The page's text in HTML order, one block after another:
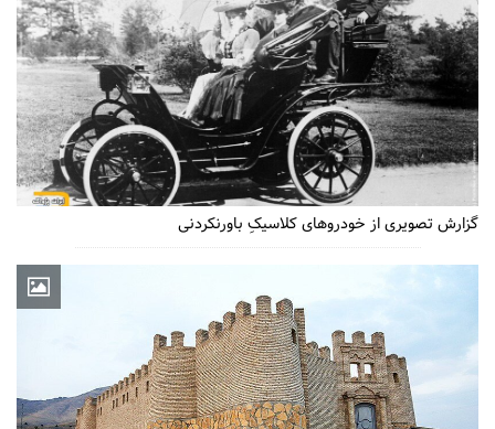
گزارش تصویری از خودروهای کلاسیکِ باورنکردنی